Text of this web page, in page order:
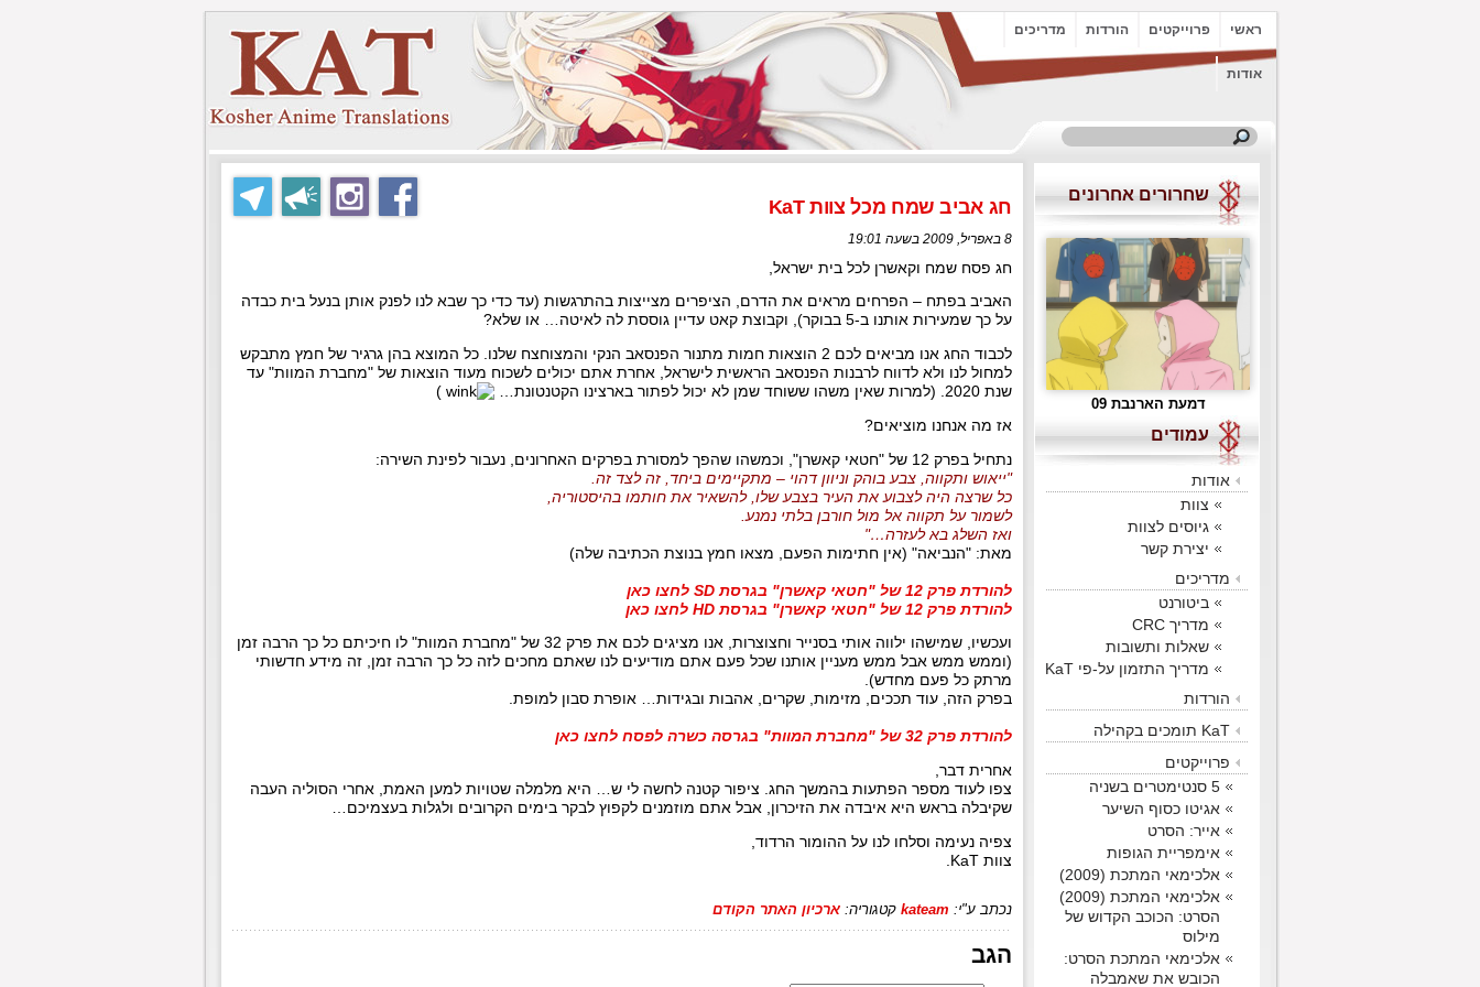
ראשי פרוייקטים הורדות מדריכים
אודות
חג אביב שמח מכל צוות KaT
8 באפריל, 2009 בשעה 19:01
חג פסח שמח וקאשרן לכל בית ישראל,
האביב בפתח – הפרחים מראים את הדרם, הציפרים מצייצות בהתרגשות (עד כדי כך שבא לנו לפנק אותן בנעל בית כבדה
על כך שמעירות אותנו ב-5 בבוקר), וקבוצת קאט עדיין גוססת לה לאיטה… או שלא?
לכבוד החג אנו מביאים לכם 2 הוצאות חמות מתנור הפנסאב הנקי והמצוחצח שלנו. כל המוצא בהן גרגיר של חמץ מתבקש
למחול לנו ולא לדווח לרבנות הפנסאב הראשית לישראל, אחרת אתם יכולים לשכוח מעוד הוצאות של "מחברת המוות" עד
שנת 2020. (למרות שאין משהו ששוחד שמן לא יכול לפתור בארצינו הקטנטונת…
)
אז מה אנחנו מוציאים?
נתחיל בפרק 12 של "חטאי קאשרן", וכמשהו שהפך למסורת בפרקים האחרונים, נעבור לפינת השירה:
"ייאוש ותקווה, צבע בוהק וניוון דהוי – מתקיימים ביחד, זה לצד זה.
כל שרצה היה לצבוע את העיר בצבע שלו, להשאיר את חותמו בהיסטוריה,
לשמור על תקווה אל מול חורבן בלתי נמנע.
ואז השלג בא לעזרה…"
מאת: "הנביאה" (אין חתימות הפעם, מצאו חמץ בנוצת הכתיבה שלה)
להורדת פרק 12 של "חטאי קאשרן" בגרסת SD לחצו כאן
להורדת פרק 12 של "חטאי קאשרן" בגרסת HD לחצו כאן
ועכשיו, שמישהו ילווה אותי בסנייר וחצוצרות, אנו מציגים לכם את פרק 32 של "מחברת המוות" לו חיכיתם כל כך הרבה זמן
(וממש ממש אבל ממש מעניין אותנו שכל פעם אתם מודיעים לנו שאתם מחכים לזה כל כך הרבה זמן, זה מידע חדשותי
מרתק כל פעם מחדש).
בפרק הזה, עוד תככים, מזימות, שקרים, אהבות ובגידות… אופרת סבון למופת.
להורדת פרק 32 של "מחברת המוות" בגרסה כשרה לפסח לחצו כאן
אחרית דבר,
צפו לעוד מספר הפתעות בהמשך החג. ציפור קטנה לחשה לי ש… היא מלמלה שטויות למען האמת, אחרי הסוליה העבה
שקיבלה בראש היא איבדה את הזיכרון, אבל אתם מוזמנים לקפוץ לבקר בימים הקרובים ולגלות בעצמיכם…
צפיה נעימה וסלחו לנו על ההומור הרדוד,
צוות KaT.
נכתב ע"י: kateam קטגוריה: ארכיון האתר הקודם
הגב
שחרורים אחרונים
דמעת הארנבת 09
עמודים
אודות
צוות
גיוסים לצוות
יצירת קשר
מדריכים
ביטורנט
מדריך CRC
שאלות ותשובות
מדריך התזמון על-פי KaT
הורדות
KaT תומכים בקהילה
פרוייקטים
5 סנטימטרים בשניה
אגיטו כסוף השיער
אייר: הסרט
אימפריית הגופות
אלכימאי המתכת (2009)
אלכימאי המתכת (2009)
הסרט: הכוכב הקדוש של
מילוס
אלכימאי המתכת הסרט:
הכובש את שאמבלה